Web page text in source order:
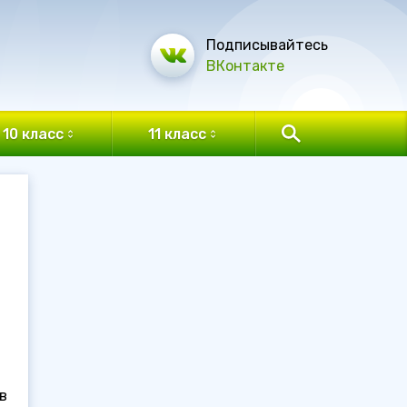
Подписывайтесь
ВКонтакте
10 класс 11 класс